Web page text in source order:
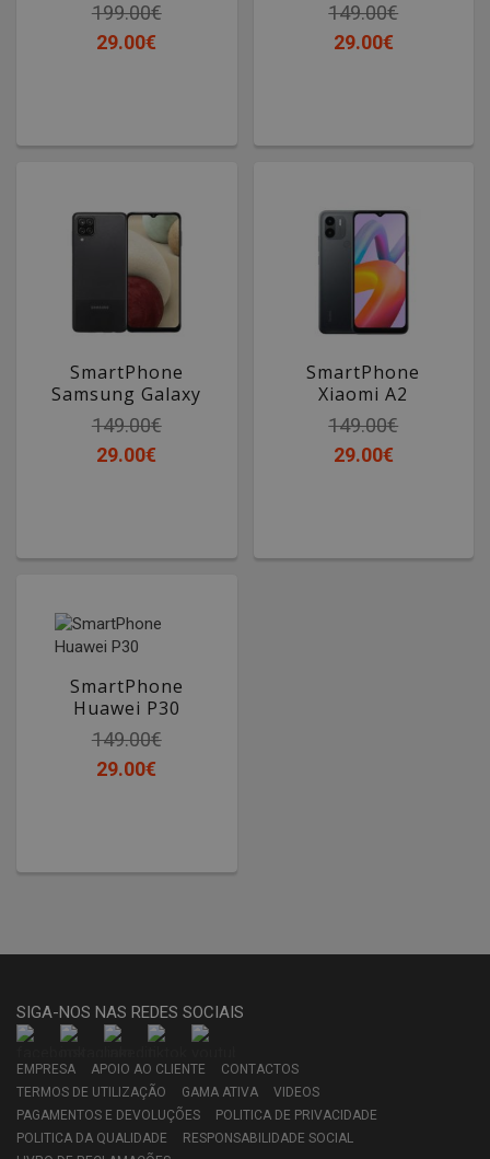
199.00€
29.00€
149.00€
29.00€
SmartPhone
Samsung Galaxy
A12
149.00€
29.00€
SmartPhone
Xiaomi A2
149.00€
29.00€
SmartPhone
Huawei P30
149.00€
29.00€
SIGA-NOS NAS REDES SOCIAIS
EMPRESA APOIO AO CLIENTE
CONTACTOS
TERMOS DE UTILIZAÇÃO
GAMA ATIVA
VIDEOS
PAGAMENTOS E DEVOLUÇÕES
POLITICA DE PRIVACIDADE
POLITICA DA QUALIDADE
RESPONSABILIDADE SOCIAL